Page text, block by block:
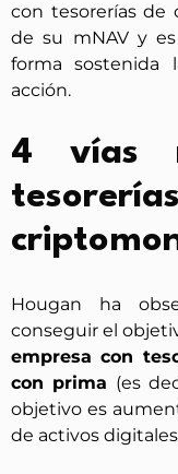
con tesorerías de
de su mNAV y
forma sostenida
acción.
4 vías
Hougan ha
conseguir el
empresa con
con prima (es
objetivo es
de activos